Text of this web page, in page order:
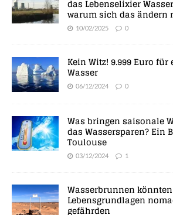
das Lebenselixier
warum sich das ändern
10/02/2025 0
Kein Witz! 9.999 Euro
Wasser
06/12/2024 0
Was bringen saisonale
das Wassersparen? Ein
Toulouse
03/12/2024 1
Wasserbrunnen
Lebensgrundlagen
gefährden